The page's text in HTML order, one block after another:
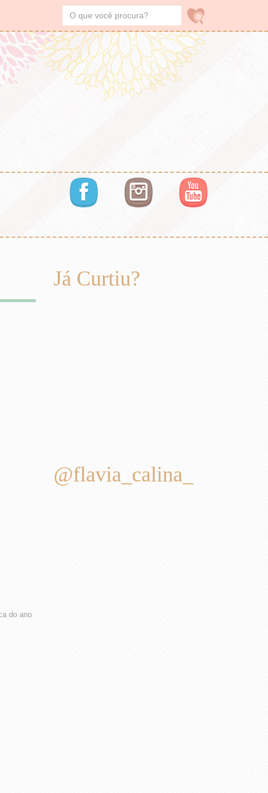
do ano
Já Curtiu?
@flavia_calina_